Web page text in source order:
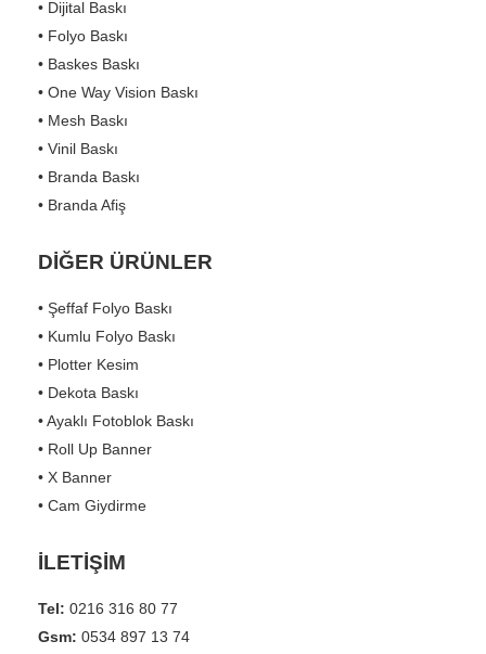
• Dijital Baskı
• Folyo Baskı
• Baskes Baskı
• One Way Vision Baskı
• Mesh Baskı
• Vinil Baskı
• Branda Baskı
• Branda Afiş
DİĞER ÜRÜNLER
• Şeffaf Folyo Baskı
• Kumlu Folyo Baskı
• Plotter Kesim
• Dekota Baskı
• Ayaklı Fotoblok Baskı
• Roll Up Banner
• X Banner
• Cam Giydirme
İLETİŞİM
Tel: 0216 316 80 77
Gsm: 0534 897 13 74